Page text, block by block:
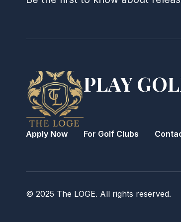
PLAY
Apply Now For Golf Clubs
© 2025 The LOGE. All rights reserved.